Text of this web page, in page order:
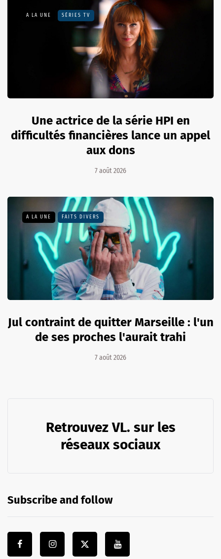
A LA UNE SÉRIES TV
Une actrice de la série HPI en
difficultés financières lance un appel
aux dons
7 août 2026
A LA UNE FAITS DIVERS
Jul contraint de quitter Marseille : l'un
de ses proches l'aurait trahi
7 août 2026
Retrouvez VL. sur les
réseaux sociaux
Subscribe and follow